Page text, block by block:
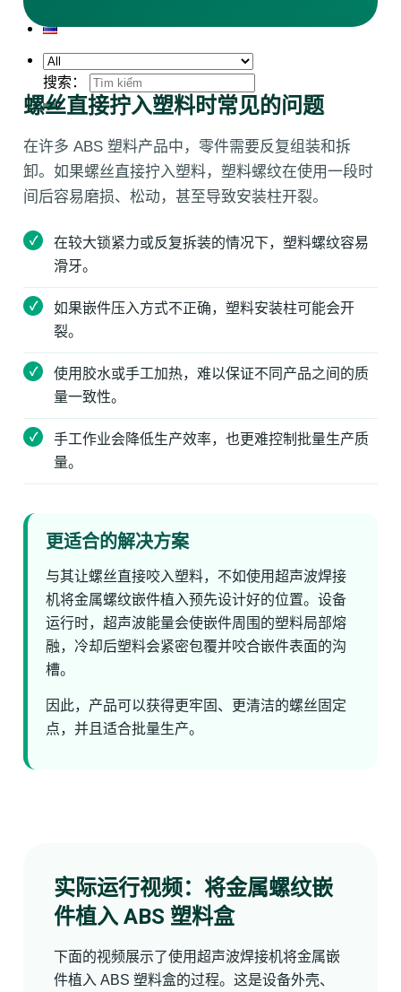
搜索：
螺丝直接拧入塑料时常见的问题
在许多 ABS 塑料产品中，零件需要反复组装和拆
卸。如果螺丝直接拧入塑料，塑料螺纹在使用一段时
间后容易磨损、松动，甚至导致安装柱开裂。
在较大锁紧力或反复拆装的情况下，塑料螺纹容易
滑牙。
如果嵌件压入方式不正确，塑料安装柱可能会开
裂。
使用胶水或手工加热，难以保证不同产品之间的质
量一致性。
手工作业会降低生产效率，也更难控制批量生产质
量。
更适合的解决方案
与其让螺丝直接咬入塑料，不如使用超声波焊接
机将金属螺纹嵌件植入预先设计好的位置。设备
运行时，超声波能量会使嵌件周围的塑料局部熔
融，冷却后塑料会紧密包覆并咬合嵌件表面的沟
槽。
因此，产品可以获得更牢固、更清洁的螺丝固定
点，并且适合批量生产。
实际运行视频：将金属螺纹嵌
件植入 ABS 塑料盒
下面的视频展示了使用超声波焊接机将金属嵌
件植入 ABS 塑料盒的过程。这是设备外壳、